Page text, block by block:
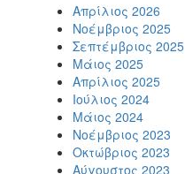
Απρίλιος 2026
Νοέμβριος 2025
Σεπτέμβριος 2025
Μάιος 2025
Απρίλιος 2025
Ιούλιος 2024
Μάιος 2024
Νοέμβριος 2023
Οκτώβριος 2023
Αύγουστος 2023